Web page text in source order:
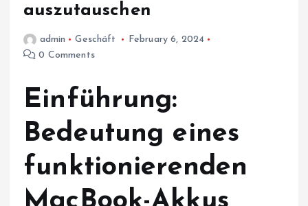
auszutauschen
admin Geschäft
February 6, 2024
0 Comments
Einführung:
Bedeutung eines
funktionierenden